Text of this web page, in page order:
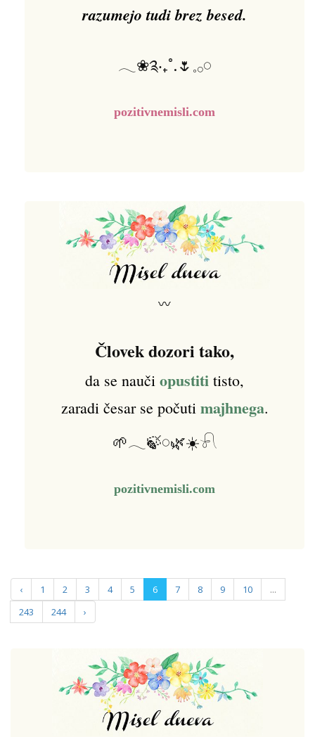
razumejo tudi brez besed.
𓂃❀༉‧₊˚.🌷𓈒𓂂𓏸
pozitivnemisli.com
〰
Človek dozori tako,
da se nauči opustiti tisto,
zaradi česar se počuti majhnega.
🌱𓂃🍃𓏸🌿☀️𓍯
pozitivnemisli.com
‹ 1 2 3 4 5 6 7 8 9 10
...
243
244 ›